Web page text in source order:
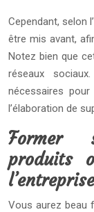
Cependant, selon
être mis avant,
Notez bien que
réseaux
nécessaires
l’élaboration de
Former
produits
l’entreprise
Vous aurez beau